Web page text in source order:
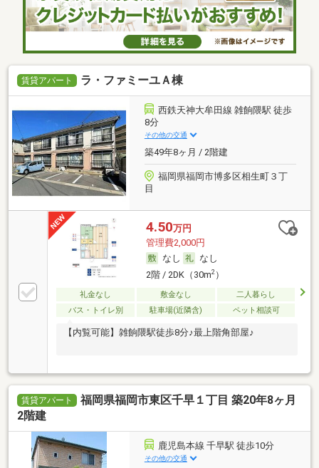
賃貸アパート ラ・ファミーユＡ棟
西鉄天神大牟田線 雑餉隈駅 徒歩
8分
その他の交通
築49年8ヶ月 / 2階建
福岡県福岡市博多区相生町３丁
目
4.50万円
管理費2,000円
なし
なし
2階 / 2DK（30m2）
礼金なし 敷金なし
二人暮らし
バス・トイレ別
駐車場(近隣含) ペット相談可
【内覧可能】雑餉隈駅徒歩8分♪最上階角部屋♪
賃貸アパート
福岡県福岡市東区千早１丁目 築20年8ヶ月
2階建
鹿児島本線 千早駅 徒歩10分
その他の交通